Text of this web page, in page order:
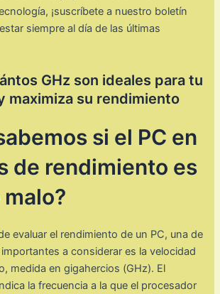
¡suscríbete a nuestro boletín
siempre al día de las últimas
GHz son ideales para tu
maximiza su rendimiento
si el PC en
de rendimiento es
evaluar el rendimiento de un PC, una de
a considerar es la velocidad
medida en gigahercios (GHz). El
la frecuencia a la que el procesador